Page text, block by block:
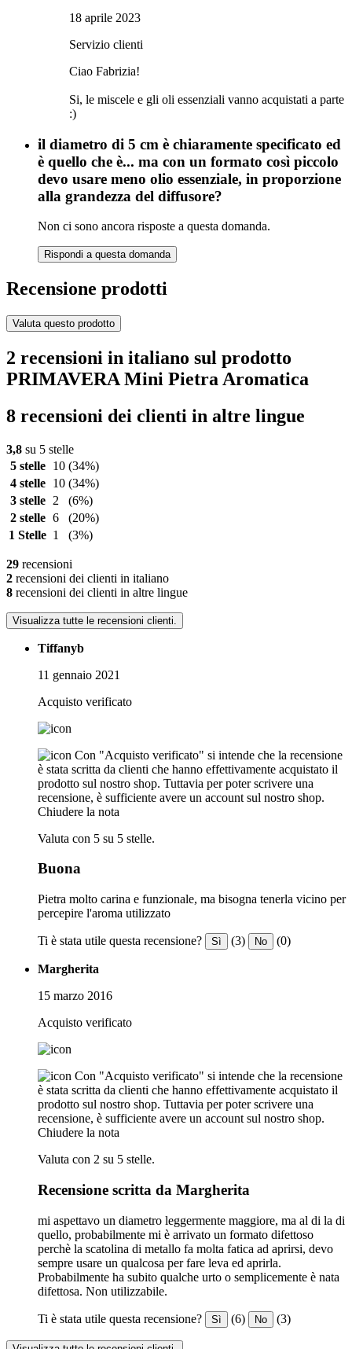
18 aprile 2023
Servizio clienti
Ciao Fabrizia!
Si, le miscele e gli oli essenziali vanno acquistati a parte
:)
il diametro di 5 cm è chiaramente specificato ed
è quello che è... ma con un formato così piccolo
devo usare meno olio essenziale, in proporzione
alla grandezza del diffusore?
Non ci sono ancora risposte a questa domanda.
Rispondi a questa domanda
Recensione prodotti
Valuta questo prodotto
2 recensioni in italiano sul prodotto
PRIMAVERA Mini Pietra Aromatica
8 recensioni dei clienti in altre lingue
3,8 su 5 stelle
5 stelle
10 (34%)
4 stelle
10 (34%)
3 stelle
2
(6%)
2 stelle 6
(20%)
1 Stelle 1 (3%)
29 recensioni
2 recensioni dei clienti in italiano
8 recensioni dei clienti in altre lingue
Visualizza tutte le recensioni clienti.
Tiffanyb
11 gennaio 2021
Acquisto verificato
Con "Acquisto verificato" si intende che la recensione
è stata scritta da clienti che hanno effettivamente acquistato il
prodotto sul nostro shop. Tuttavia per poter scrivere una
recensione, è sufficiente avere un account sul nostro shop.
Chiudere la nota
Valuta con 5 su 5 stelle.
Buona
Pietra molto carina e funzionale, ma bisogna tenerla vicino per
percepire l'aroma utilizzato
Ti è stata utile questa recensione? Sì (3) No (0)
Margherita
15 marzo 2016
Acquisto verificato
Con "Acquisto verificato" si intende che la recensione
è stata scritta da clienti che hanno effettivamente acquistato il
prodotto sul nostro shop. Tuttavia per poter scrivere una
recensione, è sufficiente avere un account sul nostro shop.
Chiudere la nota
Valuta con 2 su 5 stelle.
Recensione scritta da Margherita
mi aspettavo un diametro leggermente maggiore, ma al di la di
quello, probabilmente mi è arrivato un formato difettoso
perchè la scatolina di metallo fa molta fatica ad aprirsi, devo
sempre usare un qualcosa per fare leva ed aprirla.
Probabilmente ha subito qualche urto o semplicemente è nata
difettosa. Non utilizzabile.
Ti è stata utile questa recensione? Sì (6) No (3)